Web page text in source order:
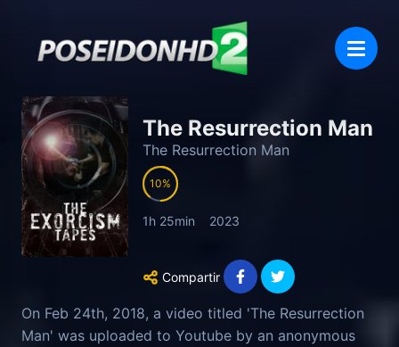
The Resurrection Man
The Resurrection Man
10
1h 25min 2023
Compartir
On Feb 24th, 2018, a video titled 'The Resurrection
Man' was uploaded to Youtube by an anonymous